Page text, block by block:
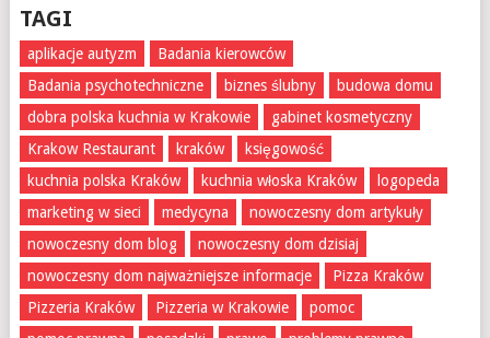
TAGI
aplikacje autyzm
Badania kierowców
Badania psychotechniczne
biznes ślubny
budowa domu
dobra polska kuchnia w Krakowie
gabinet kosmetyczny
Krakow Restaurant
kraków
księgowość
kuchnia polska Kraków
kuchnia włoska Kraków
logopeda
marketing w sieci
medycyna
nowoczesny dom artykuły
nowoczesny dom blog
nowoczesny dom dzisiaj
nowoczesny dom najważniejsze informacje
Pizza Kraków
Pizzeria Kraków
Pizzeria w Krakowie
pomoc